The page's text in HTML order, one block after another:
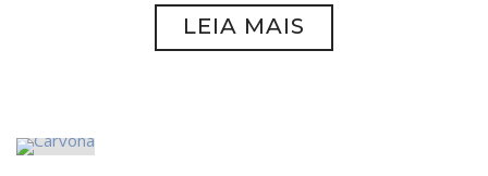
LEIA MAIS